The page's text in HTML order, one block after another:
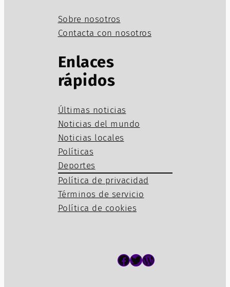
Sobre nosotros
Contacta con nosotros
Enlaces
rápidos
Últimas noticias
Noticias del mundo
Noticias locales
Políticas
Deportes
Política de privacidad
Términos de servicio
Política de cookies
Facebook Twitter WordPress